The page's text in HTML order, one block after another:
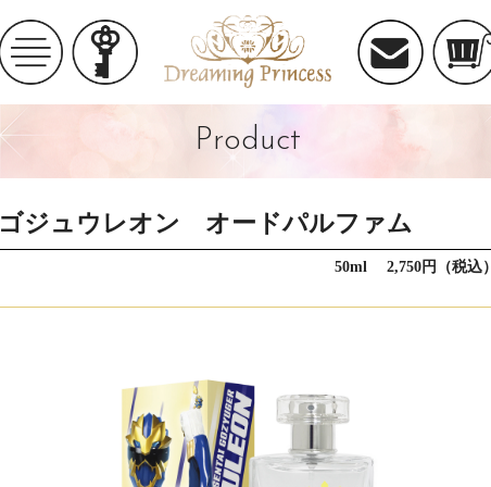
Product
ゴジュウレオン オードパルファム
50ml 2,750円（税込